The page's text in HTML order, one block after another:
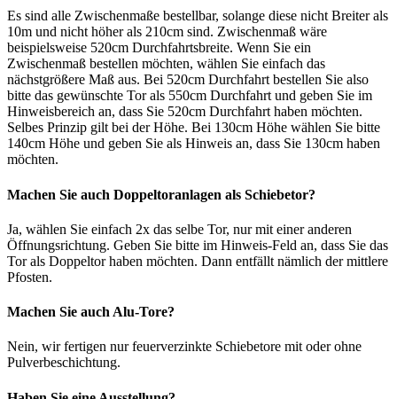
Es sind alle Zwischenmaße bestellbar, solange diese nicht Breiter als
10m und nicht höher als 210cm sind. Zwischenmaß wäre
beispielsweise 520cm Durchfahrtsbreite. Wenn Sie ein
Zwischenmaß bestellen möchten, wählen Sie einfach das
nächstgrößere Maß aus. Bei 520cm Durchfahrt bestellen Sie also
bitte das gewünschte Tor als 550cm Durchfahrt und geben Sie im
Hinweisbereich an, dass Sie 520cm Durchfahrt haben möchten.
Selbes Prinzip gilt bei der Höhe. Bei 130cm Höhe wählen Sie bitte
140cm Höhe und geben Sie als Hinweis an, dass Sie 130cm haben
möchten.
Machen Sie auch Doppeltoranlagen als Schiebetor?
Ja, wählen Sie einfach 2x das selbe Tor, nur mit einer anderen
Öffnungsrichtung. Geben Sie bitte im Hinweis-Feld an, dass Sie das
Tor als Doppeltor haben möchten. Dann entfällt nämlich der mittlere
Pfosten.
Machen Sie auch Alu-Tore?
Nein, wir fertigen nur feuerverzinkte Schiebetore mit oder ohne
Pulverbeschichtung.